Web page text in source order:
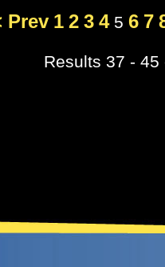
Prev 1 2 3 4 5 6 7
Results 37 - 45